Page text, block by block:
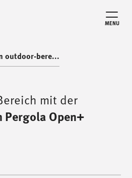
MENU
outdoor-bere...
mit der
Open+